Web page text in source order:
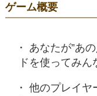
ゲーム概要
あなたが”あ
ドを使ってみん
他のプレイヤ